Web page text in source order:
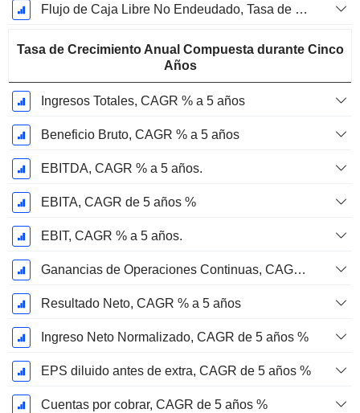
Flujo de Caja Libre No Endeudado, Tasa de Crecimiento Anual Compuesta de 3 Años %
Tasa de Crecimiento Anual Compuesta durante Cinco
Años
Ingresos Totales, CAGR % a 5 años
Beneficio Bruto, CAGR % a 5 años
EBITDA, CAGR % a 5 años.
EBITA, CAGR de 5 años %
EBIT, CAGR % a 5 años.
Ganancias de Operaciones Continuas, CAGR de 5 Años %
Resultado Neto, CAGR % a 5 años
Ingreso Neto Normalizado, CAGR de 5 años %
EPS diluido antes de extra, CAGR de 5 años %
Cuentas por cobrar, CAGR de 5 años %